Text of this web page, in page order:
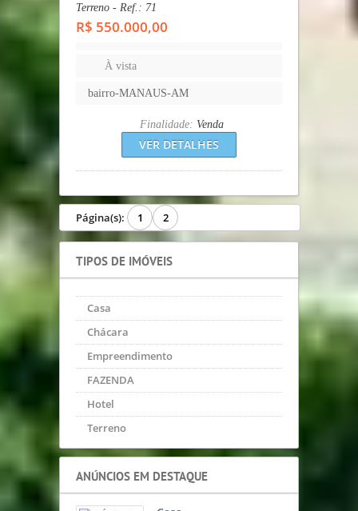
Terreno - Ref.: 71
R$ 550.000,00
À vista
bairro-MANAUS-AM
Finalidade: Venda
VER DETALHES
Página(s): 1 2
TIPOS DE IMÓVEIS
Casa
Chácara
Empreendimento
FAZENDA
Hotel
Terreno
ANÚNCIOS EM DESTAQUE